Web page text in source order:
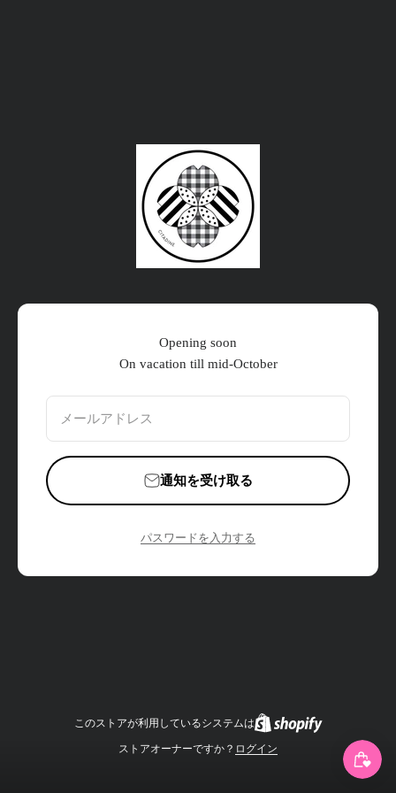
Citadine Online Shop
Opening soon
On vacation till mid-October
メールアドレス
通知を受け取る
パスワードを入力する
このストアが利用しているシステムは
ストアオーナーですか？ ログイン